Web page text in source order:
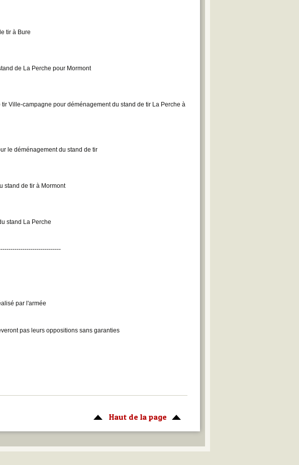
tir à Bure
de La Perche pour Mormont
Ville-campagne pour déménagement du stand de tir La Perche à
le déménagement du stand de tir
stand de tir à Mormont
stand La Perche
par l'armée
pas leurs oppositions sans garanties
Haut de la page